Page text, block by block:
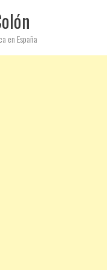
en España